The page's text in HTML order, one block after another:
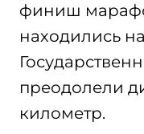
финиш
находились
преодолели
километр.